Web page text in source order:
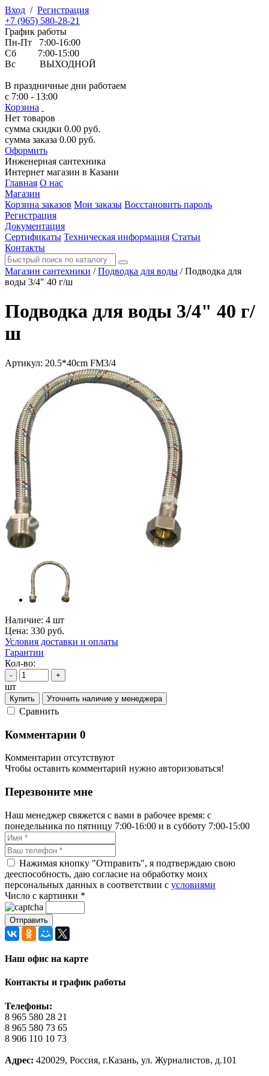
Вход / Регистрация
+7 (965) 580-28-21
График работы
Пн-Пт 7:00-16:00
Сб 7:00-15:00
Вс ВЫХОДНОЙ
В праздничные дни работаем
с 7:00 - 13:00
Корзина
Нет товаров
сумма скидки 0.00 руб.
сумма заказа 0.00 руб.
Оформить
Инженерная сантехника
Интернет магазин в Казани
Главная О нас
Магазин
Корзина заказов Мои заказы Восстановить пароль
Регистрация
Документация
Сертификаты Техническая информация Статьи
Контакты
Магазин сантехники / Подводка для воды / Подводка для
воды 3/4" 40 г/ш
Подводка для воды 3/4" 40 г/
ш
Артикул: 20.5*40cm FM3/4
Наличие: 4 шт
Цена: 330 руб.
Условия доставки и оплаты
Гарантии
Кол-во:
- +
шт
Купить Уточнить наличие у менеджера
Cравнить
Комментарии 0
Комментарии отсутствуют
Чтобы оставить комментарий нужно авторизоваться!
Перезвоните мне
Наш менеджер свяжется с вами в рабочее время: с
понедельника по пятницу 7:00-16:00 и в субботу 7:00-15:00
Нажимая кнопку "Отправить", я подтверждаю свою
дееспособность, даю согласие на обработку моих
персональных данных в соответствии с условиями
Число с картинки *
Наш офис на карте
Контакты и график работы
Телефоны:
8 965 580 28 21
8 965 580 73 65
8 906 110 10 73
Адрес: 420029, Россия, г.Казань, ул. Журналистов, д.101